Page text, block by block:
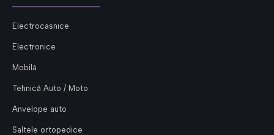
Electrocasnice
Electronice
Mobilă
Tehnică Auto / Moto
Anvelope auto
Saltele ortopedice